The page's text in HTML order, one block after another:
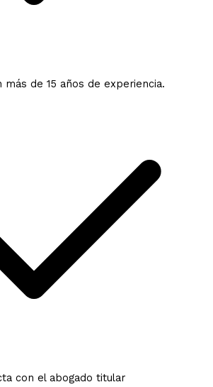
más de 15 años de experiencia.
con el abogado titular